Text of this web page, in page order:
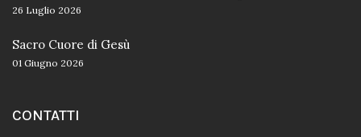
26 Luglio 2026
Sacro Cuore di Gesù
01 Giugno 2026
CONTATTI